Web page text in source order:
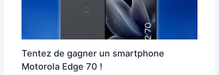
Tentez de gagner un smartphone
Motorola Edge 70 !